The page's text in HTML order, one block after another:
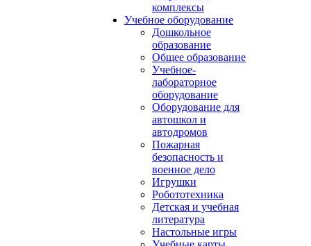
комплексы
Учебное оборудование
Дошкольное
образование
Общее образование
Учебное-
лабораторное
оборудование
Оборудование для
автошкол и
автодромов
Пожарная
безопасность и
военное дело
Игрушки
Робототехника
Детская и учебная
литература
Настольные игры